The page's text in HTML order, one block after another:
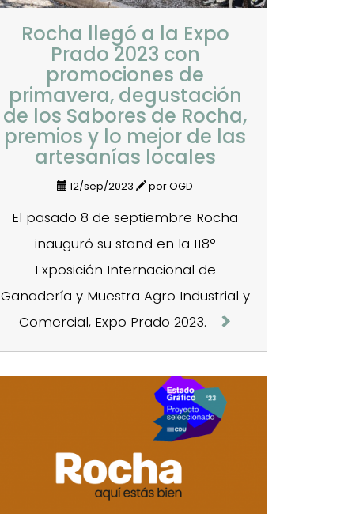
Rocha llegó a la Expo
Prado 2023 con
promociones de
primavera, degustación
de los Sabores de Rocha,
premios y lo mejor de las
artesanías locales
12/sep/2023 por OGD
El pasado 8 de septiembre Rocha
inauguró su stand en la 118°
Exposición Internacional de
Ganadería y Muestra Agro Industrial y
Comercial, Expo Prado 2023.